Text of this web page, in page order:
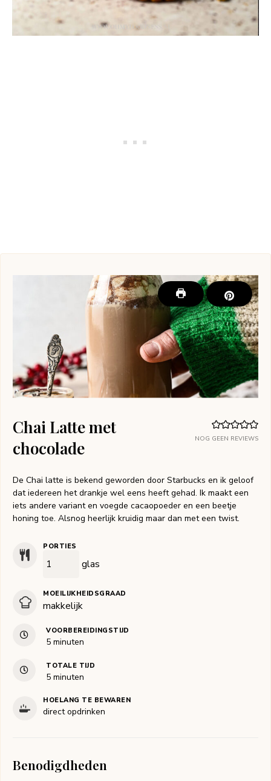
NOG GEEN REVIEWS
Chai Latte met
chocolade
De Chai latte is bekend geworden door Starbucks en ik geloof
dat iedereen het drankje wel eens heeft gehad. Ik maakt een
iets andere variant en voegde cacaopoeder en een beetje
honing toe. Alsnog heerlijk kruidig maar dan met een twist.
PORTIES
glas
MOEILIJKHEIDSGRAAD
makkelijk
VOORBEREIDINGSTIJD
5minuten
minuten
TOTALE TIJD
5minuten
minuten
HOELANG TE BEWAREN
direct opdrinken
Benodigdheden